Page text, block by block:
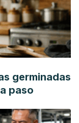
germinadas
paso